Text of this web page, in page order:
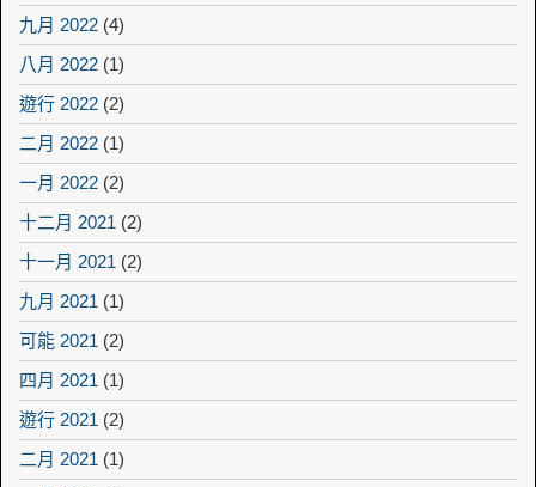
九月 2022 (4)
八月 2022 (1)
遊行 2022 (2)
二月 2022 (1)
一月 2022 (2)
十二月 2021 (2)
十一月 2021 (2)
九月 2021 (1)
可能 2021 (2)
四月 2021 (1)
遊行 2021 (2)
二月 2021 (1)